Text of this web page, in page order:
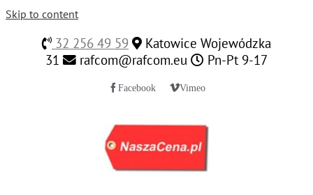
Skip to content
32 256 49 59
Katowice Wojewódzka
31
rafcom@rafcom.eu Pn-Pt 9-17
Facebook Vimeo